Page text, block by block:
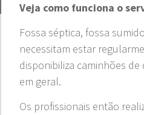
Veja como funciona o
Fossa séptica, fossa
necessitam estar
disponibiliza caminhões
em geral.
Os profissionais então
Post